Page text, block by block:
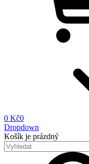
0 Kč0
Dropdown
Košík je prázdný